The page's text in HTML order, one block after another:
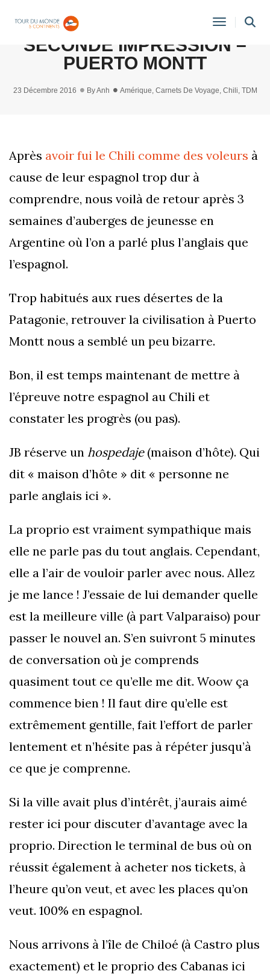
Toggle
CHILI (AMÉRIQUE DU SUD) :
SECONDE IMPRESSION –
PUERTO MONTT
23 Décembre 2016 ByAnh Amérique, Carnets De Voyage, Chili, TDM
Après avoir fui le Chili comme des voleurs à
cause de leur espagnol trop dur à
comprendre, nous voilà de retour après 3
semaines d’auberges de jeunesse en
Argentine où l’on a parlé plus l’anglais que
l’espagnol.
Trop habitués aux rues désertes de la
Patagonie, retrouver la civilisation à Puerto
Montt nous a semblé un peu bizarre.
Bon, il est temps maintenant de mettre à
l’épreuve notre espagnol au Chili et
constater les progrès (ou pas).
JB réserve un hospedaje(maison d’hôte). Qui
dit « maison d’hôte » dit « personne ne
parle anglais ici ».
La proprio est vraiment sympathique mais
elle ne parle pas du tout anglais. Cependant,
elle a l’air de vouloir parler avec nous. Allez
je me lance ! J’essaie de lui demander quelle
est la meilleure ville (à part Valparaiso) pour
passer le nouvel an. S’en suivront 5 minutes
de conversation où je comprends
quasiment tout ce qu’elle me dit. Woow ça
commence bien ! Il faut dire qu’elle est
extrêmement gentille, fait l’effort de parler
lentement et n’hésite pas à répéter jusqu’à
ce que je comprenne.
Si la ville avait plus d’intérêt, j’aurais aimé
rester ici pour discuter d’avantage avec la
proprio. Direction le terminal de bus où on
réussit également à acheter nos tickets, à
l’heure qu’on veut, et avec les places qu’on
veut. 100% en espagnol.
Nous arrivons à l’île de Chiloé (à Castro plus
exactement) et le proprio des Cabanas ici